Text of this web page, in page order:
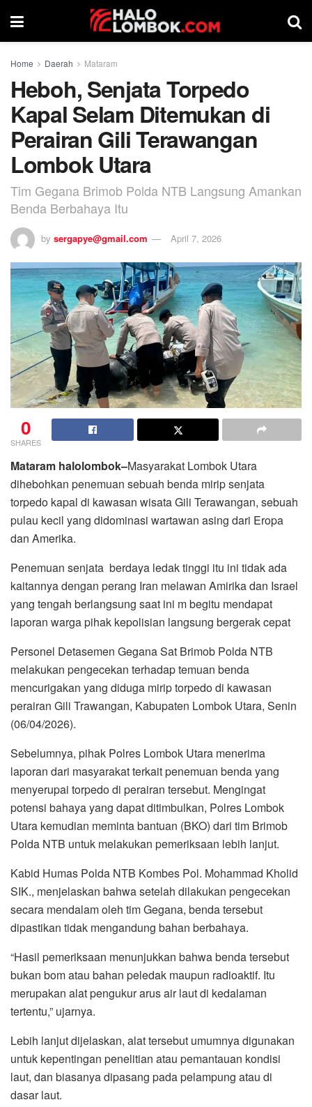
Home Daerah Mataram
Heboh, Senjata Torpedo
Kapal Selam Ditemukan di
Perairan Gili Terawangan
Lombok Utara
Tim Gegana Brimob Polda NTB Langsung Amankan
Benda Berbahaya Itu
by sergapye@gmail.com April 7, 2026
0
SHARES
Mataram halolombok–Masyarakat Lombok Utara
dihebohkan penemuan sebuah benda mirip senjata
torpedo kapal di kawasan wisata Gili Terawangan, sebuah
pulau kecil yang didominasi wartawan asing dari Eropa
dan Amerika.
Penemuan senjata berdaya ledak tinggi itu ini tidak ada
kaitannya dengan perang Iran melawan Amirika dan Israel
yang tengah berlangsung saat ini m begitu mendapat
laporan warga pihak kepolisian langsung bergerak cepat
Personel Detasemen Gegana Sat Brimob Polda NTB
melakukan pengecekan terhadap temuan benda
mencurigakan yang diduga mirip torpedo di kawasan
perairan Gili Trawangan, Kabupaten Lombok Utara, Senin
(06/04/2026).
Sebelumnya, pihak Polres Lombok Utara menerima
laporan dari masyarakat terkait penemuan benda yang
menyerupai torpedo di perairan tersebut. Mengingat
potensi bahaya yang dapat ditimbulkan, Polres Lombok
Utara kemudian meminta bantuan (BKO) dari tim Brimob
Polda NTB untuk melakukan pemeriksaan lebih lanjut.
Kabid Humas Polda NTB Kombes Pol. Mohammad Kholid
SIK., menjelaskan bahwa setelah dilakukan pengecekan
secara mendalam oleh tim Gegana, benda tersebut
dipastikan tidak mengandung bahan berbahaya.
“Hasil pemeriksaan menunjukkan bahwa benda tersebut
bukan bom atau bahan peledak maupun radioaktif. Itu
merupakan alat pengukur arus air laut di kedalaman
tertentu,” ujarnya.
Lebih lanjut dijelaskan, alat tersebut umumnya digunakan
untuk kepentingan penelitian atau pemantauan kondisi
laut, dan biasanya dipasang pada pelampung atau di
dasar laut.